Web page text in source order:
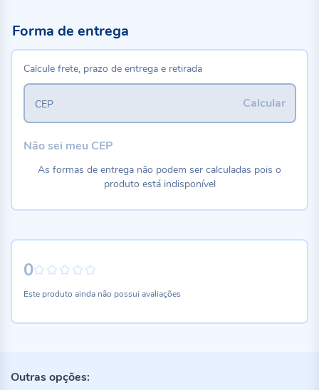
0
Este produto ainda não possui avaliações
Forma de entrega
Calcule frete, prazo de entrega e retirada
Calcular
CEP
Não sei meu CEP
As formas de entrega não podem ser calculadas pois o
produto está indisponível
Outras opções: